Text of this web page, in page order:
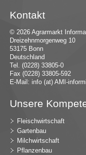
Kontakt
© 2026 Agrarmarkt
Dreizehnmorgenweg 10
53175 Bonn
Deutschland
Tel. (0228) 33805-0
Fax (0228) 33805-592
E-Mail: info (at) AMI-inf
Unsere
Fleischwirtschaft
Gartenbau
Milchwirtschaft
Pflanzenbau